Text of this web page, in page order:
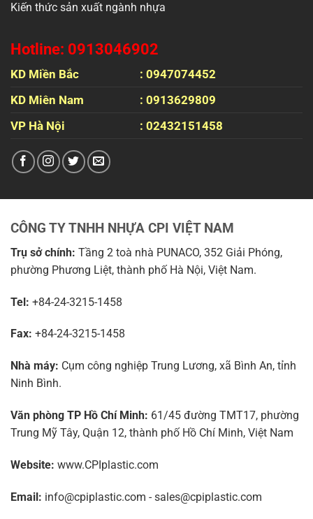
Kiến thức sản xuất ngành nhựa
Hotline: 0913046902
KD Miền Bắc
: 0947074452
KD Miên Nam
: 0913629809
VP Hà Nội
: 02432151458
CÔNG TY TNHH NHỰA CPI VIỆT NAM
Trụ sở chính: Tầng 2 toà nhà PUNACO, 352 Giải Phóng,
phường Phương Liệt, thành phố Hà Nội, Việt Nam.
Tel: +84-24-3215-1458
Fax: +84-24-3215-1458
Nhà máy: Cụm công nghiệp Trung Lương, xã Bình An, tỉnh
Ninh Bình.
Văn phòng TP Hồ Chí Minh: 61/45 đường TMT17, phường
Trung Mỹ Tây, Quận 12, thành phố Hồ Chí Minh, Việt Nam
Website: www.CPIplastic.com
Email: info@cpiplastic.com - sales@cpiplastic.com